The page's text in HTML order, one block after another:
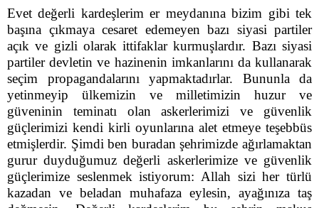
Evet değerli kardeşlerim er meydanına bizim gibi tek
başına çıkmaya cesaret edemeyen bazı siyasi partiler
açık ve gizli olarak ittifaklar kurmuşlardır. Bazı siyasi
partiler devletin ve hazinenin imkanlarını da kullanarak
seçim propagandalarını yapmaktadırlar. Bununla da
yetinmeyip ülkemizin ve milletimizin huzur ve
güveninin teminatı olan askerlerimizi ve güvenlik
güçlerimizi kendi kirli oyunlarına alet etmeye teşebbüs
etmişlerdir. Şimdi ben buradan şehrimizde ağırlamaktan
gurur duyduğumuz değerli askerlerimize ve güvenlik
güçlerimize seslenmek istiyorum: Allah sizi her türlü
kazadan ve beladan muhafaza eylesin, ayağınıza taş